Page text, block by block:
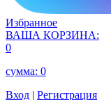
Избранное
ВАША КОРЗИНА:
0
сумма: 0
Вход | Регистрация